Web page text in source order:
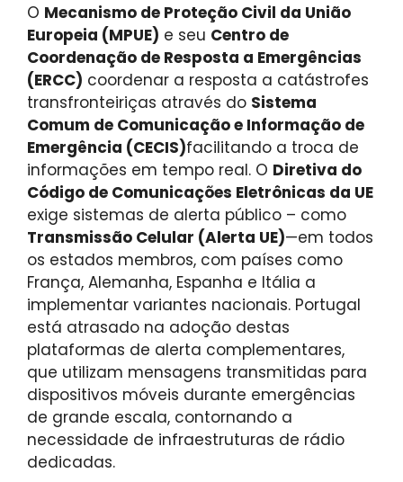
O Mecanismo de Proteção Civil da União
Europeia (MPUE) e seu Centro de
Coordenação de Resposta a Emergências
(ERCC) coordenar a resposta a catástrofes
transfronteiriças através do Sistema
Comum de Comunicação e Informação de
Emergência (CECIS)facilitando a troca de
informações em tempo real. O Diretiva do
Código de Comunicações Eletrônicas da UE
exige sistemas de alerta público – como
Transmissão Celular (Alerta UE)—em todos
os estados membros, com países como
França, Alemanha, Espanha e Itália a
implementar variantes nacionais. Portugal
está atrasado na adoção destas
plataformas de alerta complementares,
que utilizam mensagens transmitidas para
dispositivos móveis durante emergências
de grande escala, contornando a
necessidade de infraestruturas de rádio
dedicadas.